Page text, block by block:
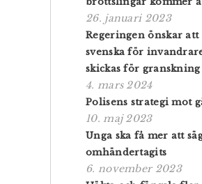
26. januari 2023
Regeringen önskar
svenska för
skickas för granskning
4. mars 2024
Polisens strategi mot
10. maj 2023
Unga ska få mer att
omhändertagits
6. november 2023